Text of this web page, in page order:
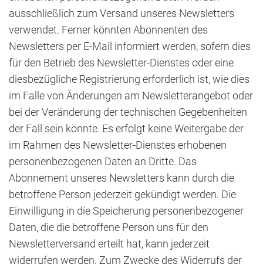
ausschließlich zum Versand unseres Newsletters
verwendet. Ferner könnten Abonnenten des
Newsletters per E-Mail informiert werden, sofern dies
für den Betrieb des Newsletter-Dienstes oder eine
diesbezügliche Registrierung erforderlich ist, wie dies
im Falle von Änderungen am Newsletterangebot oder
bei der Veränderung der technischen Gegebenheiten
der Fall sein könnte. Es erfolgt keine Weitergabe der
im Rahmen des Newsletter-Dienstes erhobenen
personenbezogenen Daten an Dritte. Das
Abonnement unseres Newsletters kann durch die
betroffene Person jederzeit gekündigt werden. Die
Einwilligung in die Speicherung personenbezogener
Daten, die die betroffene Person uns für den
Newsletterversand erteilt hat, kann jederzeit
widerrufen werden. Zum Zwecke des Widerrufs der